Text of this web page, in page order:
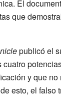
El
que
publicó el
y que no
esto, el falso